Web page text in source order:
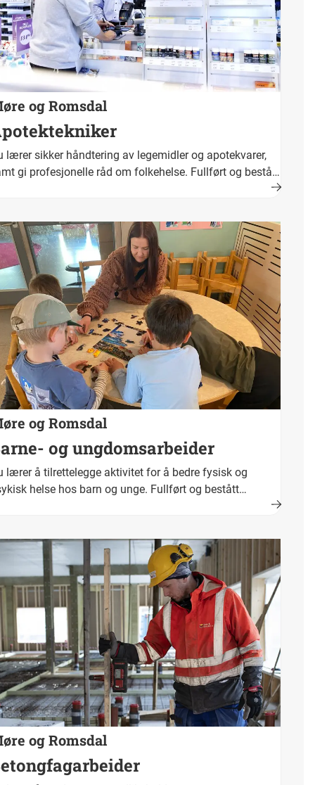
og Romsdal
lærer sikker håndtering av legemidler og apotekvarer,
gi profesjonelle råd om folkehelse. Fullført og bestått
og Romsdal
og ungdomsarbeider
lærer å tilrettelegge aktivitet for å bedre fysisk og
helse hos barn og unge. Fullført og bestått
og Romsdal